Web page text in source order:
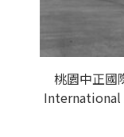
桃園中正國
International